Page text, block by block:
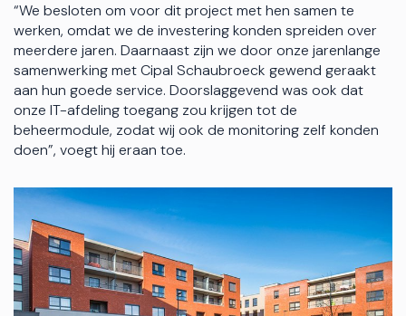
“We besloten om voor dit project met hen samen te
werken, omdat we de investering konden spreiden over
meerdere jaren. Daarnaast zijn we door onze jarenlange
samenwerking met Cipal Schaubroeck gewend geraakt
aan hun goede service. Doorslaggevend was ook dat
onze IT-afdeling toegang zou krijgen tot de
beheermodule, zodat wij ook de monitoring zelf konden
doen”, voegt hij eraan toe.